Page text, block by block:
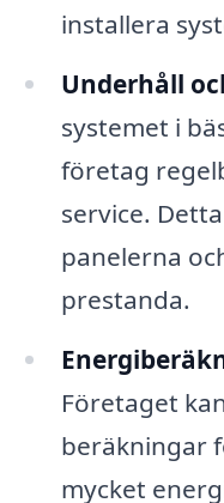
installera
Underhåll
systemet i
företag
service.
panelerna
prestanda.
Företaget
beräkningar
mycket